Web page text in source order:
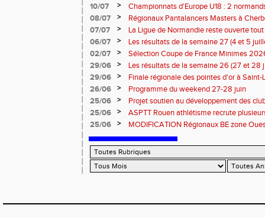
10/07
>
Championnats d'Europe U18 : 2
08/07
>
Régionaux Pantalancers Masters à
07/07
>
La Ligue de Normandie reste ouverte tout
06/07
>
Les résultats de la semaine 27 (4 et 5
02/07
>
Sélection Coupe de France Minimes
29/06
>
Les résultats de la semaine 26 (27 et 28
29/06
>
Finale régionale des pointes d'or à
informations
26/06 >
Programme du weekend 27-28 juin
25/06
>
Projet soutien au développement des
25/06
>
ASPTT Rouen athlétisme recrute
25/06
>
MODIFICATION Régionaux BE zone